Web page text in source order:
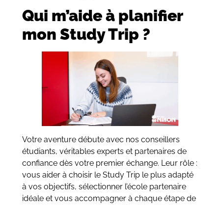
Qui m’aide à planifier
mon Study Trip ?
Votre aventure débute avec nos conseillers
étudiants, véritables experts et partenaires de
confiance dès votre premier échange. Leur rôle :
vous aider à choisir le Study Trip le plus adapté
à vos objectifs, sélectionner l’école partenaire
idéale et vous accompagner à chaque étape de